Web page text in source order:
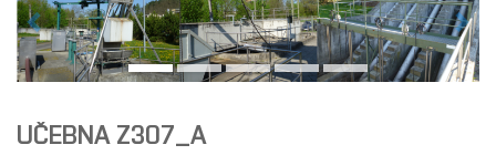
UČEBNA Z307_A